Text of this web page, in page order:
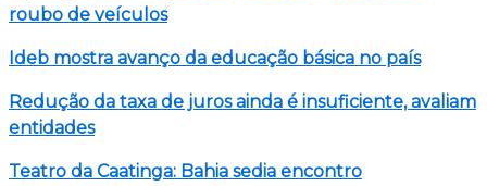
roubo de veículos
Ideb mostra avanço da educação básica no país
Redução da taxa de juros ainda é insuficiente, avaliam
entidades
Teatro da Caatinga: Bahia sedia encontro